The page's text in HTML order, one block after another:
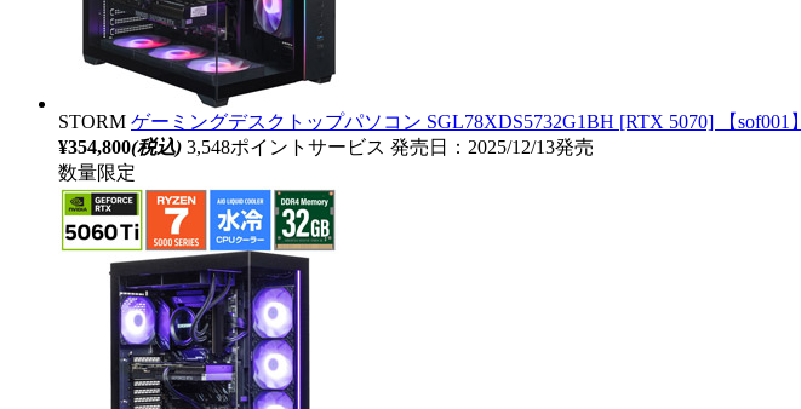
STORM ゲーミングデスクトップパソコン SGL78XDS5732G1BH [RTX 5070] 【sof001】
¥354,800(税込) 3,548ポイントサービス 発売日：2025/12/13発売
数量限定